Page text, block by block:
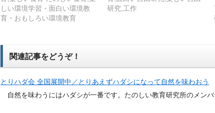
しい環境学習・面白い環境教
育・おもしろい環境教育
研究,工作
関連記事をどうぞ！
とりハダ会 全国展開中／とりあえずハダシになって自然を味わおう
自然を味わうにはハダシが一番です。たのしい教育研究所のメン